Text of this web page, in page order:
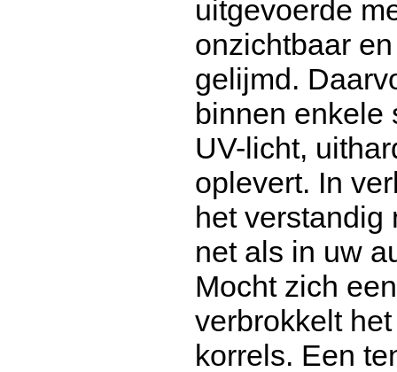
uitgevoerde
onzichtbaar
gelijmd.
binnen enkele
UV-licht,
oplevert. In
het verstandig
net als in uw
Mocht zich
verbrokkelt
korrels. Een